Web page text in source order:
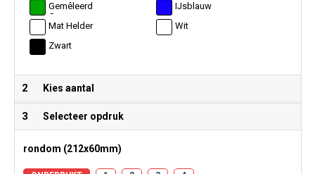
Gemêleerd
Groen
IJsblauw
Mat Helder
Wit
Zwart
2 Kies aantal
3 Selecteer opdruk
rondom (212x60mm)